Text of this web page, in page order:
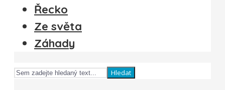
Řecko
Ze světa
Záhady
Hledat